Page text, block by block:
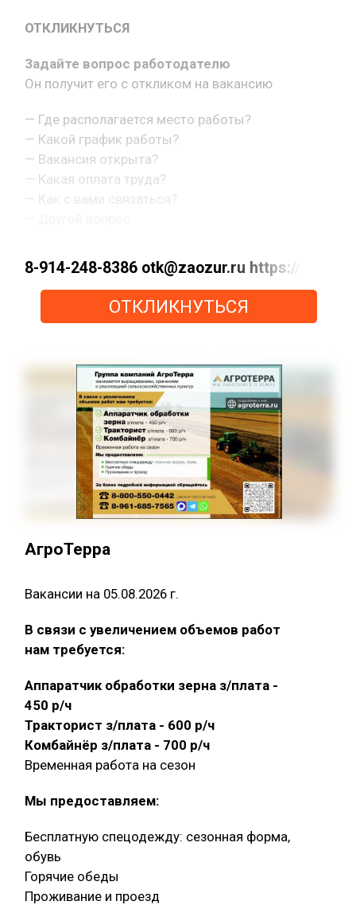
ОТКЛИКНУТЬСЯ
Задайте вопрос работодателю
Он получит его с откликом на вакансию
— Где располагается место работы?
— Какой график работы?
— Вакансия открыта?
— Какая оплата труда?
— Как с вами связаться?
8-914-248-8386 otk@zaozur.ru https://
ОТКЛИКНУТЬСЯ
АгроТерра
Вакансии на 05.08.2026 г.
В связи с увеличением объемов работ
нам требуется:
Аппаратчик обработки зерна з/плата -
450 р/ч
Тракторист з/плата - 600 р/ч
Комбайнёр з/плата - 700 р/ч
Временная работа на сезон
Мы предоставляем:
Бесплатную спецодежду: сезонная форма,
обувь
Горячие обеды
Проживание и проезд